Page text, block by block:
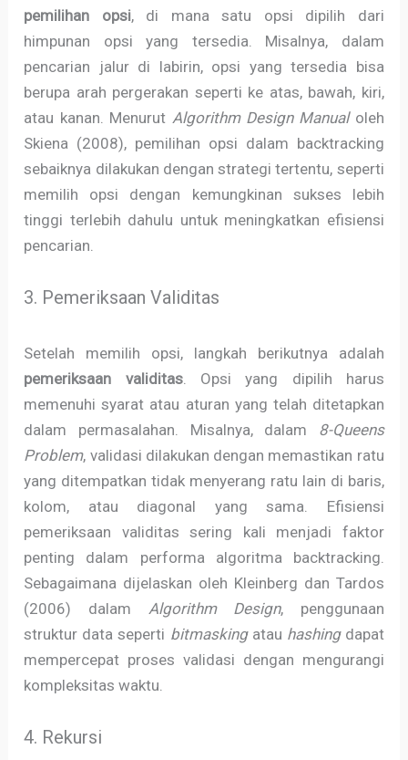
pemilihan opsi, di mana satu opsi dipilih dari
himpunan opsi yang tersedia. Misalnya, dalam
pencarian jalur di labirin, opsi yang tersedia bisa
berupa arah pergerakan seperti ke atas, bawah, kiri,
atau kanan. Menurut Algorithm Design Manualoleh
Skiena (2008), pemilihan opsi dalam backtracking
sebaiknya dilakukan dengan strategi tertentu, seperti
memilih opsi dengan kemungkinan sukses lebih
tinggi terlebih dahulu untuk meningkatkan efisiensi
pencarian.
3. Pemeriksaan Validitas
Setelah memilih opsi, langkah berikutnya adalah
pemeriksaan validitas. Opsi yang dipilih harus
memenuhi syarat atau aturan yang telah ditetapkan
dalam permasalahan. Misalnya, dalam 8-Queens
Problem, validasi dilakukan dengan memastikan ratu
yang ditempatkan tidak menyerang ratu lain di baris,
kolom, atau diagonal yang sama. Efisiensi
pemeriksaan validitas sering kali menjadi faktor
penting dalam performa algoritma backtracking.
Sebagaimana dijelaskan oleh Kleinberg dan Tardos
(2006) dalam Algorithm Design, penggunaan
struktur data seperti bitmaskingatau hashingdapat
mempercepat proses validasi dengan mengurangi
kompleksitas waktu.
4. Rekursi